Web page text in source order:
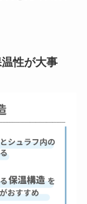
温性が大事